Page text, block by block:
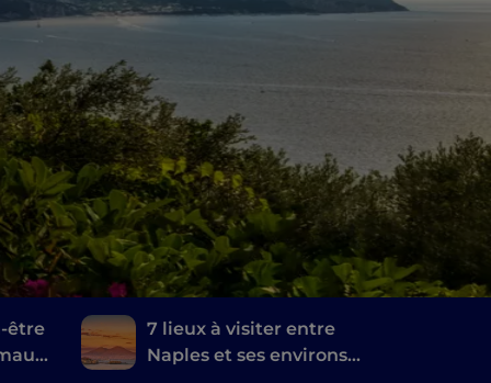
être
7 lieux à visiter entre
Naples et ses environs